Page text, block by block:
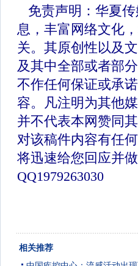
免责声明：华夏
息，丰富网络文化
关。其原创性以及
及其中全部或者部
不作任何保证或承
容。凡注明为其他
并不代表本网赞同
对该稿件内容有任
将迅速给您回应并
QQ1979263030
相关推荐